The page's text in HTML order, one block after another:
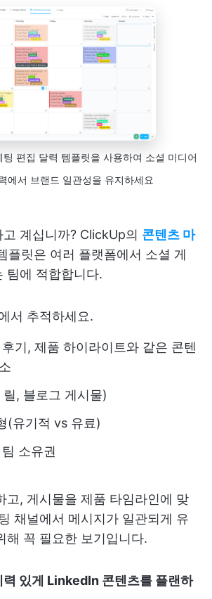
편집 달력 템플릿을 사용하여 소셜 미디어
에서 브랜드 일관성을 유지하세요
계십니까? ClickUp의 콘텐츠 마
플릿은 여러 플랫폼에서 소셜 게
팀에 적합합니다.
서 추적하세요.
기, 제품 하이라이트와 같은 콘텐
, 블로그 게시물)
(유기적 vs 유료)
소유권
고, 게시물을 제품 타임라인에 맞
채널에서 메시지가 일관되게 유
해 꼭 필요한 보기입니다.
있게 LinkedIn 콘텐츠를 플랜하